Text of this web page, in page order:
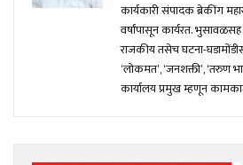
कार्यकारी संपादक ब्रेकींग
वर्षांपासून कार्यरत.
राजकीय तसेच घटना-
‘लोकमत’, ‘जनशक्ती’, ‘तरुण
कार्यालय प्रमुख म्हणून